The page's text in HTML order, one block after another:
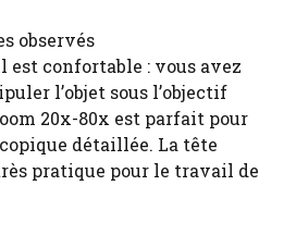
observés
est confortable : vous avez
l’objet sous l’objectif
20x-80x est parfait pour
détaillée. La tête
pratique pour le travail de